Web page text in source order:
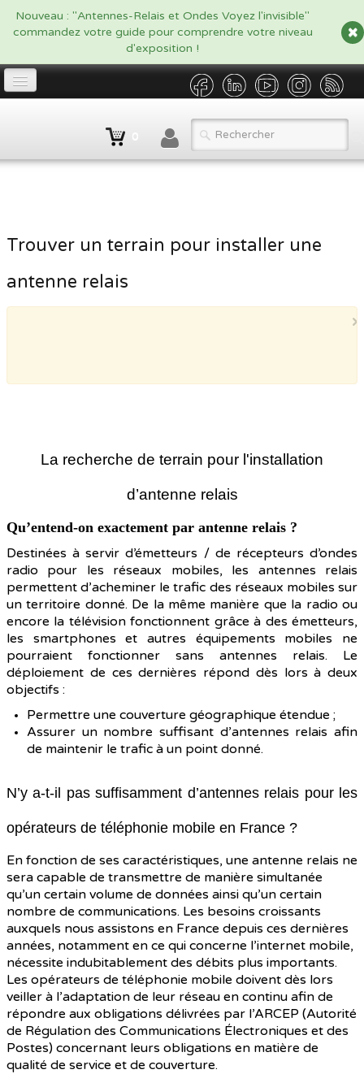
google.com, pub-5479908916438170, DIRECT, f08c47fec0942fa0
Nouveau : "Antennes-Relais et Ondes Voyez l'invisible"
commandez votre guide pour comprendre votre niveau
d'exposition !
Trouver un terrain pour installer une
antenne relais
×
La recherche de terrain pour l'installation
d’antenne relais
Qu’entend-on exactement par antenne relais ?
Destinées à servir d’émetteurs / de récepteurs d’ondes
radio pour les réseaux mobiles, les antennes relais
permettent d’acheminer le trafic des réseaux mobiles sur
un territoire donné. De la même manière que la radio ou
encore la télévision fonctionnent grâce à des émetteurs,
les smartphones et autres équipements mobiles ne
pourraient fonctionner sans antennes relais. Le
déploiement de ces dernières répond dès lors à deux
objectifs :
Permettre une couverture géographique étendue ;
Assurer un nombre suffisant d’antennes relais afin
de maintenir le trafic à un point donné.
N’y a-t-il pas suffisamment d’antennes relais pour les
opérateurs de téléphonie mobile en France ?
En fonction de ses caractéristiques, une antenne relais ne
sera capable de transmettre de manière simultanée
qu’un certain volume de données ainsi qu’un certain
nombre de communications. Les besoins croissants
auxquels nous assistons en France depuis ces dernières
années, notamment en ce qui concerne l’internet mobile,
nécessite indubitablement des débits plus importants.
Les opérateurs de téléphonie mobile doivent dès lors
veiller à l’adaptation de leur réseau en continu afin de
répondre aux obligations délivrées par l’ARCEP (Autorité
de Régulation des Communications Électroniques et des
Postes) concernant leurs obligations en matière de
qualité de service et de couverture.